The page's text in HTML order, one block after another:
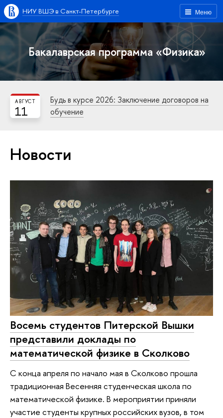
Меню
НИУ ВШЭ в Санкт-Петербурге
Бакалаврская программа «Физика»
11
АВГУСТ
Будь в курсе 2026: Заключение договоров на
обучение
Новости
Восемь студентов Питерской Вышки
представили доклады по
математической физике в Сколково
С конца апреля по начало мая в Сколково прошла
традиционная Весенняя студенческая школа по
математической физике. В мероприятии приняли
участие студенты крупных российских вузов, в том